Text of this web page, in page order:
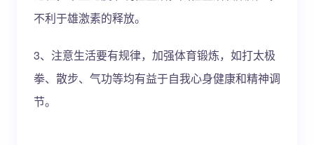
不利于雄激素的释放。
3、注意生活要有规律，加强体育锻炼，如打太极
拳、散步、气功等均有益于自我心身健康和精神调
节。